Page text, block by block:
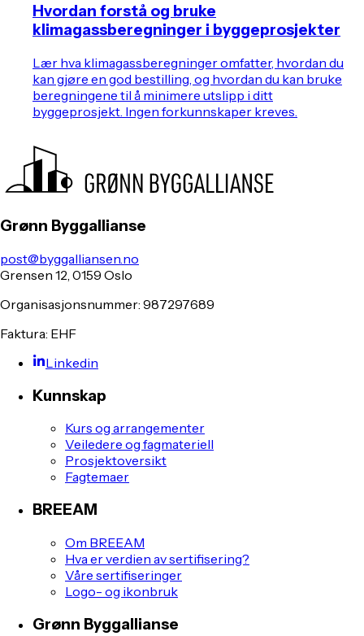
Hvordan forstå og bruke
klimagassberegninger i byggeprosjekter
Lær hva klimagassberegninger omfatter, hvordan du
kan gjøre en god bestilling, og hvordan du kan bruke
beregningene til å minimere utslipp i ditt
byggeprosjekt. Ingen forkunnskaper kreves.
Grønn Byggallianse
post@byggalliansen.no
Grensen 12, 0159 Oslo
Organisasjonsnummer: 987297689
Faktura: EHF
Linkedin
Kunnskap
Kurs og arrangementer
Veiledere og fagmateriell
Prosjektoversikt
Fagtemaer
BREEAM
Om BREEAM
Hva er verdien av sertifisering?
Våre sertifiseringer
Logo- og ikonbruk
Grønn Byggallianse